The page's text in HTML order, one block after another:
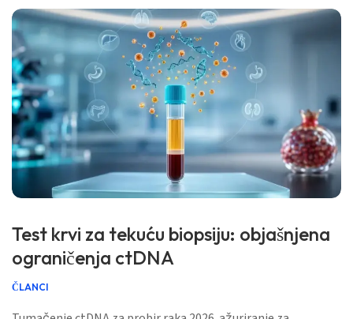
Test krvi za tekuću biopsiju: objašnjena
ograničenja ctDNA
ČLANCI